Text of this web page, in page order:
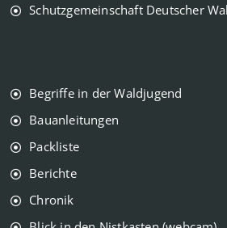
Schutzgemeinschaft Deutscher
Begriffe in der Waldjugend
Bauanleitungen
Packliste
Berichte
Chronik